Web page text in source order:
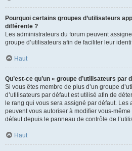
Pourquoi certains groupes d’utilisateurs
différente ?
Les administrateurs du forum peuvent
groupe d’utilisateurs afin de faciliter leur
Haut
Qu’est-ce qu’un « groupe d’utilisateurs par
Si vous êtes membre de plus d’un groupe
d’utilisateurs par défaut est utilisé afin de
le rang qui vous sera assigné par défaut. Les
peuvent vous autoriser à modifier vous-
défaut depuis le panneau de contrôle de
Haut